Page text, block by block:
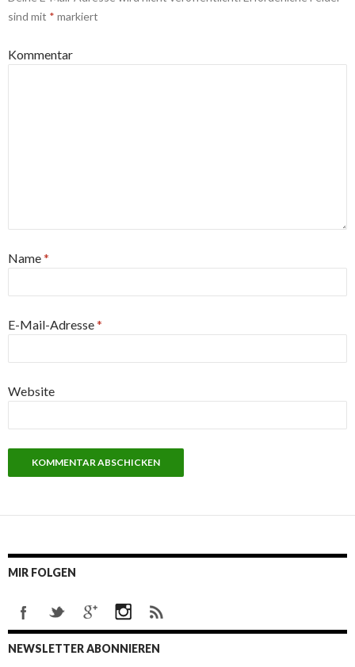
sind mit * markiert
Kommentar
Name*
E-Mail-Adresse*
Website
MIR FOLGEN
NEWSLETTER ABONNIEREN